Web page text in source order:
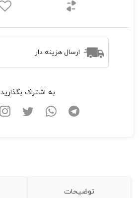
ارسال هزینه دار
به اشتراک بگذارید
توضیحات